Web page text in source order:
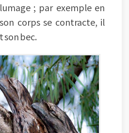
; par exemple en
corps se contracte, il
son bec.